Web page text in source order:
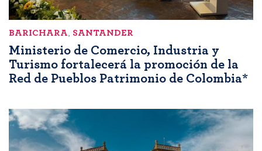
BARICHARA, SANTANDER
Ministerio de Comercio, Industria y
Turismo fortalecerá la promoción de la
Red de Pueblos Patrimonio de Colombia*